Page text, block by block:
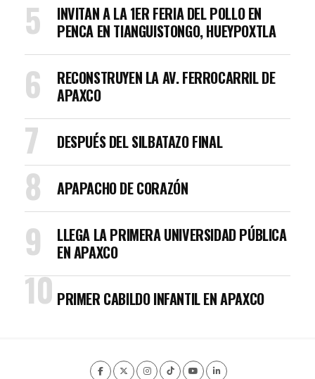
INVITAN A LA 1ER FERIA DEL POLLO EN
PENCA EN TIANGUISTONGO, HUEYPOXTLA
RECONSTRUYEN LA AV. FERROCARRIL DE
APAXCO
DESPUÉS DEL SILBATAZO FINAL
APAPACHO DE CORAZÓN
LLEGA LA PRIMERA UNIVERSIDAD PÚBLICA
EN APAXCO
PRIMER CABILDO INFANTIL EN APAXCO